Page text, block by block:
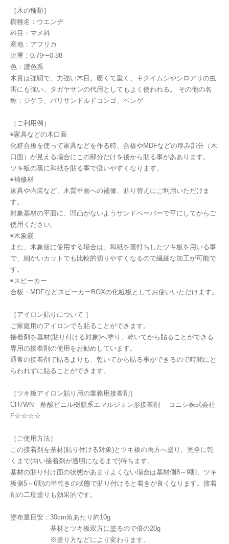
［木の種類］
樹種名：ウエンヂ
科目：マメ科
産地：アフリカ
比重：0.79〜0.88
色：濃色系
木質は強靭で、力強い木目。硬くて重く、キクイムシやシロアリの虫
害にも強い。タガヤサンの代用としてもよく使われる。 その他の名
称：ジゲラ、パリサンドルドコンゴ、ベンゲ
［ご利用例］
◉家具などの木口面
化粧合板を使って家具などを作る時、合板やMDFなどの厚み部分（木
口面）が見える場合にこの部分だけを後から貼る事がああります。
ツキ板の裏に和紙を貼る事で扱いやすくなります。
◉補修材
家具や内装など、木質平面への補修、貼り替えにご利用いただけま
す。
対象基材の平面に、凹凸がないようサンドペーパーで平にしてからご
使用ください。
◉木象嵌
また、木象嵌に使用する場合は、和紙を裏打ちしたツキ板を用いる事
で、細かいカットでも比較的切りやすくなるので繊細な加工が可能で
す。
◉スピーカー
合板・MDFなどスピーカーBOXの化粧板としてお使いいただけます。
［アイロン貼りについて ］
ご家庭用のアイロンでも貼ることができます。
接着剤を基材(貼り付ける対象)へ塗り、乾いてから貼ることができる
専用の接着剤の使用をお勧めしています。
通常の接着剤で貼るよりも、乾いてから貼る事ができるので時間にと
らわれずに貼ることができます。
［ツキ板アイロン貼り用の業務用接着剤］
CH7WN 酢酸ビニル樹脂系エマルジョン形接着剤 コニシ株式会社
F☆☆☆☆
［ご使用方法］
この接着剤を基材(貼り付ける対象)とツキ板の両方へ塗り、完全に乾
くまで(白い接着剤が透明になるまで)待ちます。
基材の貼り付け面の状態があまりよくない場合は基材側8～9割、ツキ
板側5～6割の半乾きの状態で貼り付けると着きが良くなります。接着
剤の二度塗りも効果的です。
塗布量目安：30cm角あたり約10g
基材とツキ板双方に塗るので倍の20g
※塗り方などにより変わります。